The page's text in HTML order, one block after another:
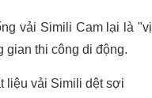
vải Simili Cam lại là "vị
gian thi công di động.
liệu vải Simili dệt sợi